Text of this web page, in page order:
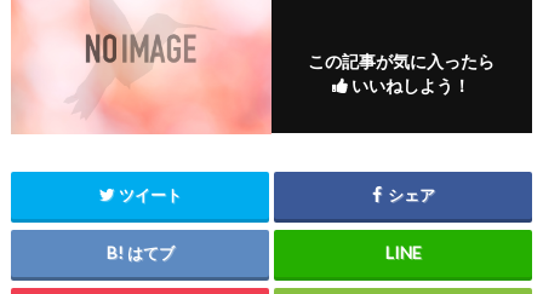
この記事が気に入ったら
いいねしよう！
ツイート シェア
はてブ